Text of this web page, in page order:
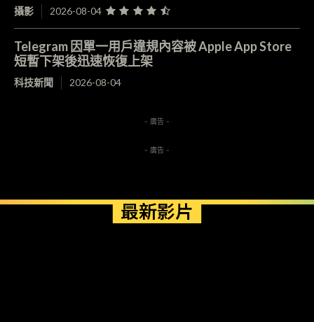
攝影 2026-08-04
Telegram 因單一用戶違規內容被 Apple App Store
短暫下架後迅速恢復上架
科技新聞 2026-08-04
- 廣告 -
- 廣告 -
最新影片